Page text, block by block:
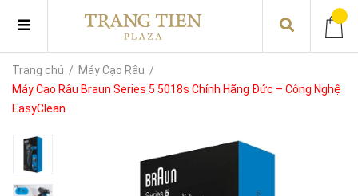
Trang chủ / Máy Cạo Râu /
Máy Cạo Râu Braun Series 5 5018s Chính Hãng Đức – Công Nghệ
EasyClean